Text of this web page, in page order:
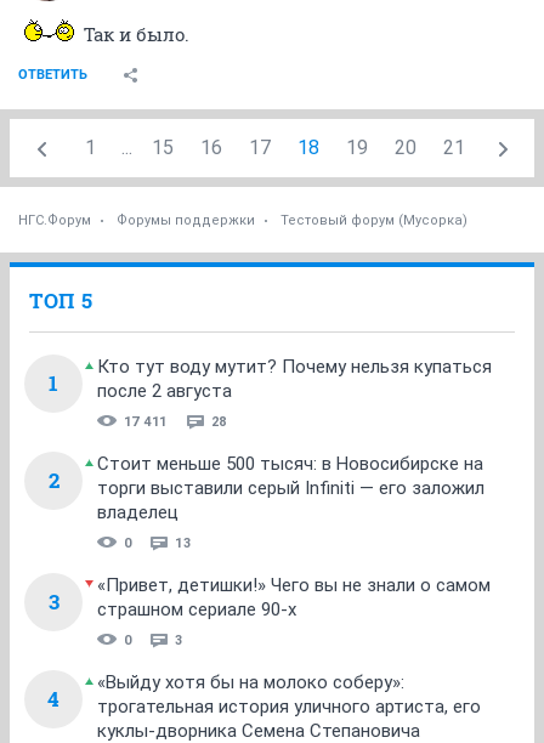
Так и было.
ОТВЕТИТЬ
1 ... 15 16 17 18 19 20 21
НГС.Форум Форумы поддержки Тестовый форум (Мусорка)
ТОП 5
1
Кто тут воду мутит? Почему нельзя купаться
после 2 августа
17 411 28
2
Стоит меньше 500 тысяч: в Новосибирске на
торги выставили серый Infiniti — его заложил
владелец
0 13
3
«Привет, детишки!» Чего вы не знали о самом
страшном сериале 90-х
0 3
4
«Выйду хотя бы на молоко соберу»:
трогательная история уличного артиста, его
куклы-дворника Семена Степановича